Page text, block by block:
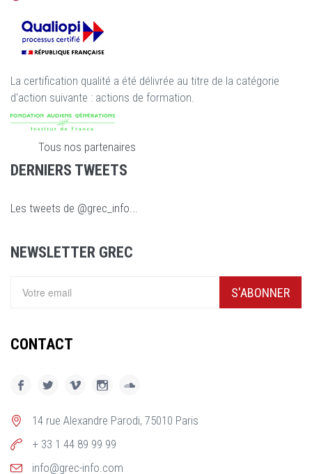
La certification qualité a été délivrée au titre de la catégorie
d'action suivante : actions de formation.
Tous nos partenaires
DERNIERS TWEETS
Les tweets de @grec_info...
NEWSLETTER GREC
S'ABONNER
CONTACT
14 rue Alexandre Parodi, 75010 Paris
+ 33 1 44 89 99 99
info@grec-info.com